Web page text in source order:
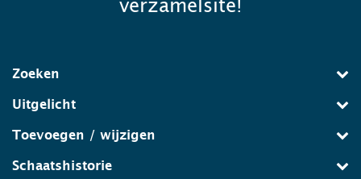
verzamelsite!
Zoeken
Uitgelicht
Toevoegen / wijzigen
Schaatshistorie